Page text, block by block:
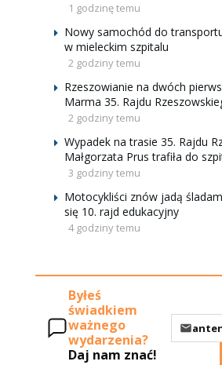
1 godzinę temu
Nowy samochód do
w mieleckim szpitalu
2 godziny temu
Rzeszowianie na dwóch
Marma 35. Rajdu
2 godziny temu
Wypadek na trasie 35. Rajdu
Małgorzata Prus trafiła do
3 godziny temu
Motocykliści znów jadą
się 10. rajd edukacyjny
4 godziny temu
Byłeś
świadkiem
ważnego
wydarzenia?
Daj nam znać!